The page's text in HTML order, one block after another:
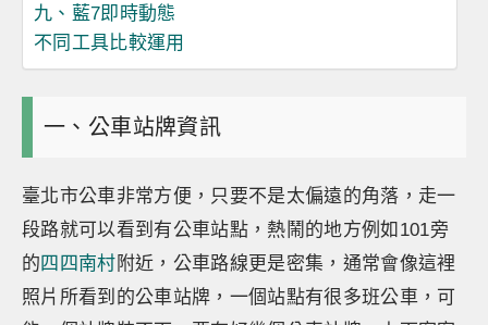
九、藍7即時動態
不同工具比較運用
一、公車站牌資訊
臺北市公車非常方便，只要不是太偏遠的角落，走一
段路就可以看到有公車站點，熱鬧的地方例如101旁
的四四南村 附近，公車路線更是密集，通常會像這裡
照片所看到的公車站牌，一個站點有很多班公車，可